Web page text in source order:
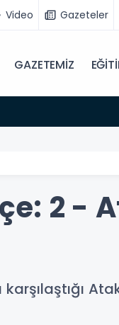
Video Gazeteler
GAZETEMİZ
2 -